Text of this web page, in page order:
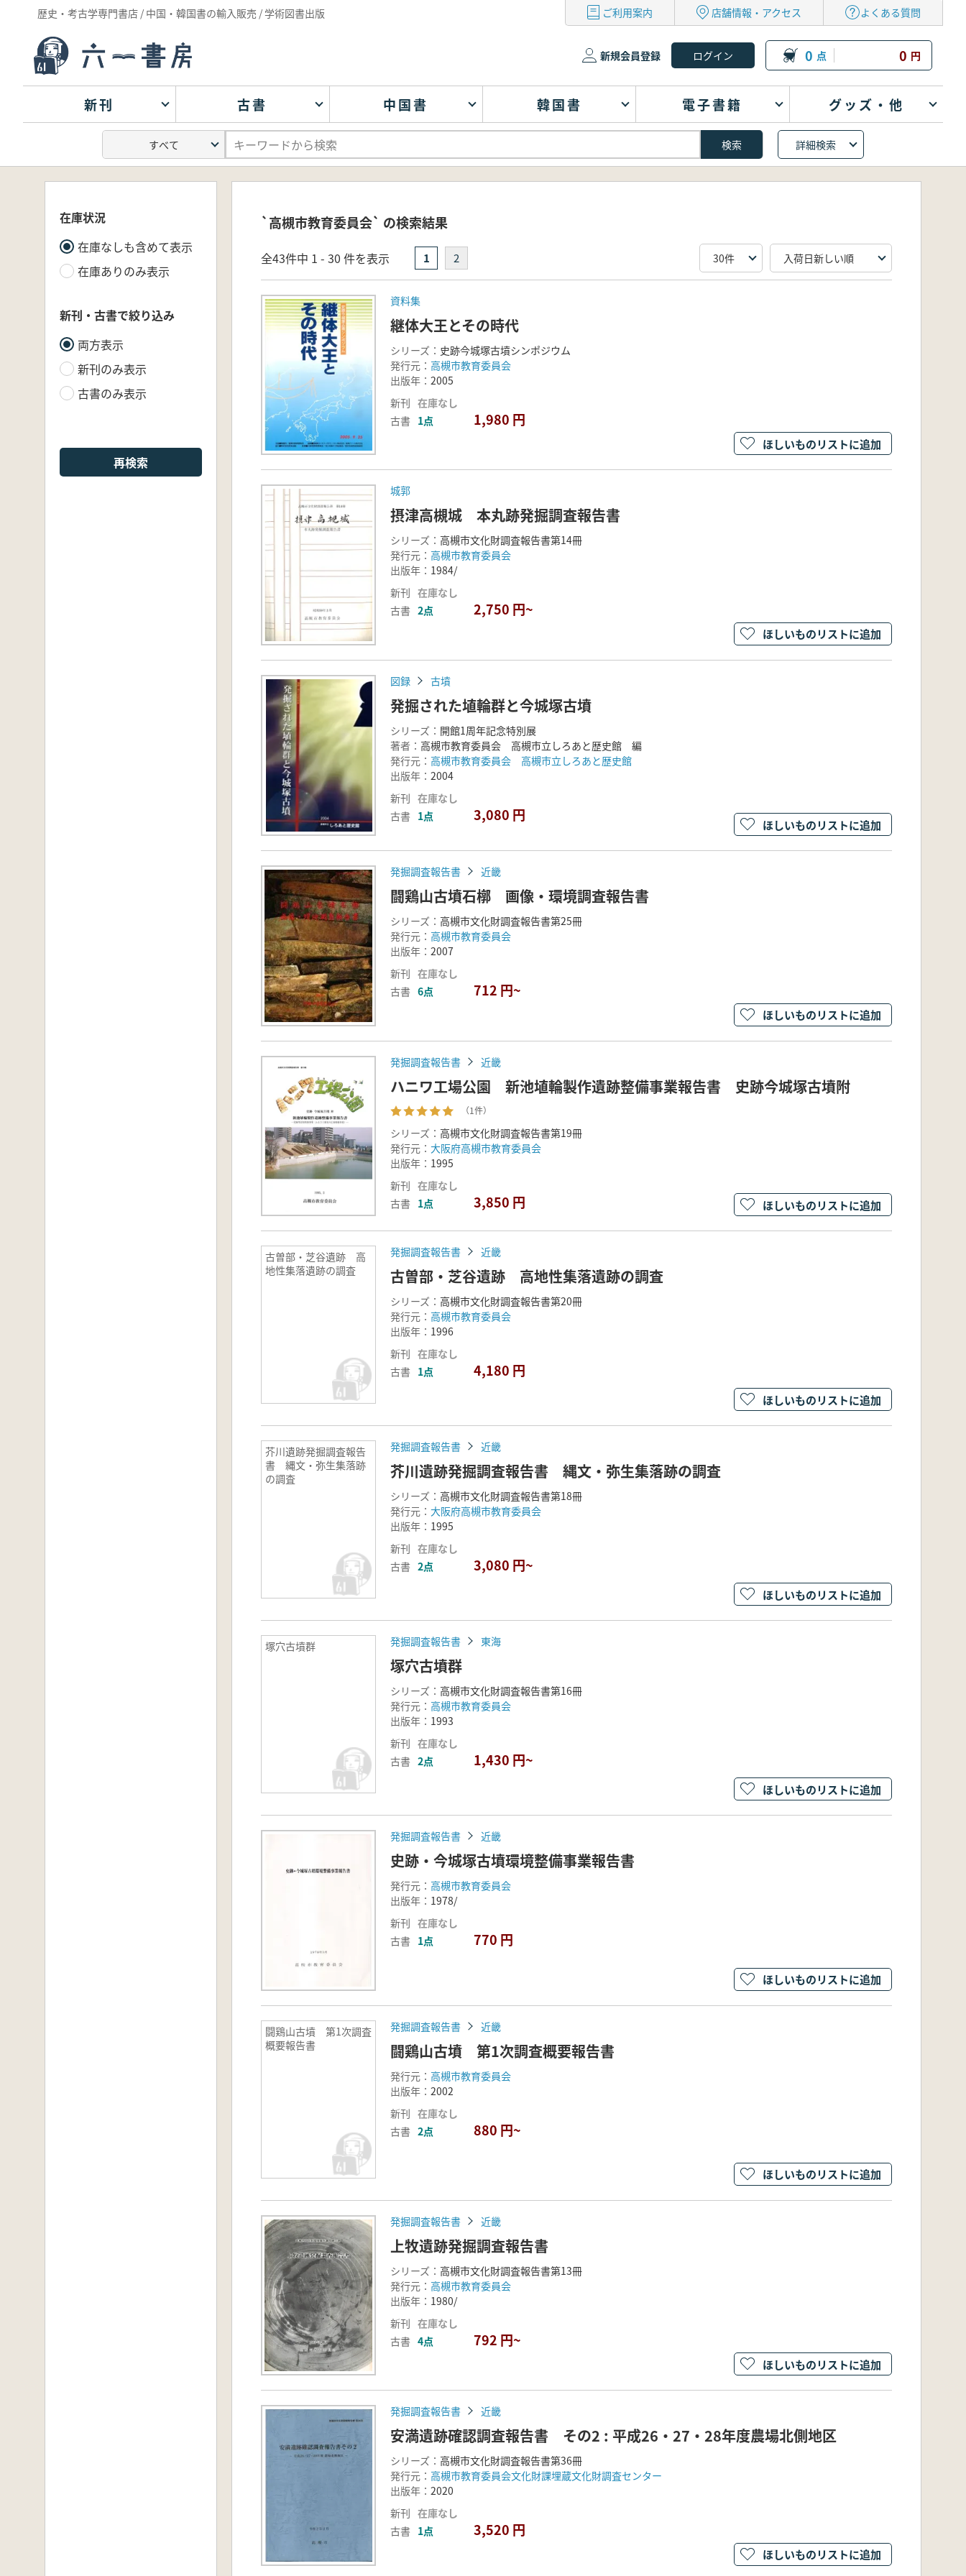
歴史・考古学専門書店 / 中国・韓国書の輸入販売 / 学術図書出版 ご利用案内 店舗情報・アクセス よくある質問
新規会員登録 0 点 0 円
新刊 古書 中国書 韓国書 電子書籍 グッズ・他
詳細検索
在庫状況
在庫なしも含めて表示
在庫ありのみ表示
新刊・古書で絞り込み
両方表示
新刊のみ表示
古書のみ表示
再検索
`高槻市教育委員会` の検索結果
全43件中 1 - 30 件を表示 1 2
資料集
継体大王とその時代
シリーズ： 史跡今城塚古墳シンポジウム
発行元： 高槻市教育委員会
出版年： 2005
新刊 在庫なし
古書 1点 1,980 円
ほしいものリストに追加
城郭
摂津高槻城 本丸跡発掘調査報告書
シリーズ： 高槻市文化財調査報告書第14冊
発行元： 高槻市教育委員会
出版年： 1984/
新刊 在庫なし
古書 2点 2,750 円~
ほしいものリストに追加
図録 古墳
発掘された埴輪群と今城塚古墳
シリーズ： 開館1周年記念特別展
著者： 高槻市教育委員会 高槻市立しろあと歴史館 編
発行元： 高槻市教育委員会 高槻市立しろあと歴史館
出版年： 2004
新刊 在庫なし
古書 1点 3,080 円
ほしいものリストに追加
発掘調査報告書 近畿
闘鶏山古墳石槨 画像・環境調査報告書
シリーズ： 高槻市文化財調査報告書第25冊
発行元： 高槻市教育委員会
出版年： 2007
新刊 在庫なし
古書 6点 712 円~
ほしいものリストに追加
発掘調査報告書 近畿
ハニワ工場公園 新池埴輪製作遺跡整備事業報告書 史跡今城塚古墳附
（1件）
シリーズ： 高槻市文化財調査報告書第19冊
発行元： 大阪府高槻市教育委員会
出版年： 1995
新刊 在庫なし
古書 1点 3,850 円 ほしいものリストに追加
古曽部・芝谷遺跡 高
地性集落遺跡の調査
発掘調査報告書 近畿
古曽部・芝谷遺跡 高地性集落遺跡の調査
シリーズ： 高槻市文化財調査報告書第20冊
発行元： 高槻市教育委員会
出版年： 1996
新刊 在庫なし
古書 1点 4,180 円
ほしいものリストに追加
芥川遺跡発掘調査報告
書 縄文・弥生集落跡
の調査
発掘調査報告書 近畿
芥川遺跡発掘調査報告書 縄文・弥生集落跡の調査
シリーズ： 高槻市文化財調査報告書第18冊
発行元： 大阪府高槻市教育委員会
出版年： 1995
新刊 在庫なし
古書 2点 3,080 円~
ほしいものリストに追加
塚穴古墳群 発掘調査報告書 東海
塚穴古墳群
シリーズ： 高槻市文化財調査報告書第16冊
発行元： 高槻市教育委員会
出版年： 1993
新刊 在庫なし
古書 2点 1,430 円~
ほしいものリストに追加
発掘調査報告書 近畿
史跡・今城塚古墳環境整備事業報告書
発行元： 高槻市教育委員会
出版年： 1978/
新刊 在庫なし
古書 1点 770 円
ほしいものリストに追加
闘鶏山古墳 第1次調査
概要報告書
発掘調査報告書 近畿
闘鶏山古墳 第1次調査概要報告書
発行元： 高槻市教育委員会
出版年： 2002
新刊 在庫なし
古書 2点 880 円~
ほしいものリストに追加
発掘調査報告書 近畿
上牧遺跡発掘調査報告書
シリーズ： 高槻市文化財調査報告書第13冊
発行元： 高槻市教育委員会
出版年： 1980/
新刊 在庫なし
古書 4点 792 円~
ほしいものリストに追加
発掘調査報告書 近畿
安満遺跡確認調査報告書 その2 : 平成26・27・28年度農場北側地区
シリーズ： 高槻市文化財調査報告書第36冊
発行元： 高槻市教育委員会文化財課埋蔵文化財調査センター
出版年： 2020
新刊 在庫なし
古書 1点 3,520 円
ほしいものリストに追加